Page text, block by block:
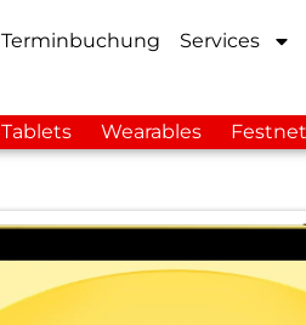
Terminbuchung Services
Tablets Wearables